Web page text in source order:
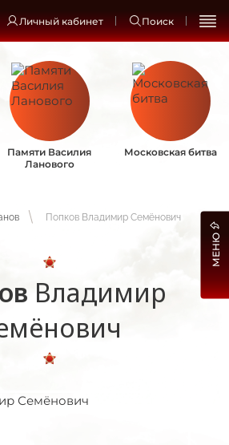
Личный кабинет Поиск
Памяти Василия
Ланового
Московская битва
Попков Владимир Семёнович
Владимир
МЕНЮ